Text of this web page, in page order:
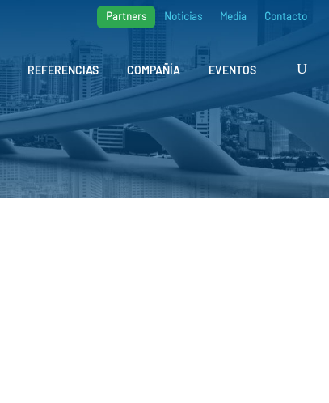
Partners Noticias Media Contacto
REFERENCIAS COMPAÑÍA EVENTOS